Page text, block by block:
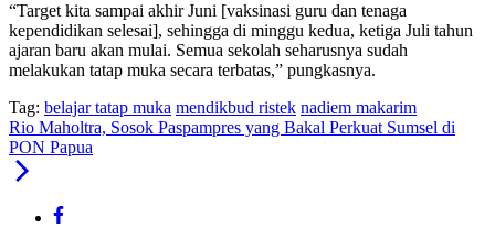
“Target kita sampai akhir Juni [vaksinasi guru dan tenaga
kependidikan selesai], sehingga di minggu kedua, ketiga Juli tahun
ajaran baru akan mulai. Semua sekolah seharusnya sudah
melakukan tatap muka secara terbatas,” pungkasnya.
Tag: belajar tatap muka mendikbud ristek nadiem makarim
Rio Maholtra, Sosok Paspampres yang Bakal Perkuat Sumsel di
PON Papua